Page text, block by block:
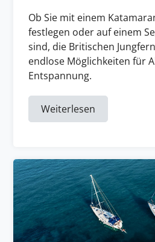
Ob Sie mit einem
festlegen oder auf einem
sind, die Britischen
endlose Möglichkeiten für
Entspannung.
Weiterlesen